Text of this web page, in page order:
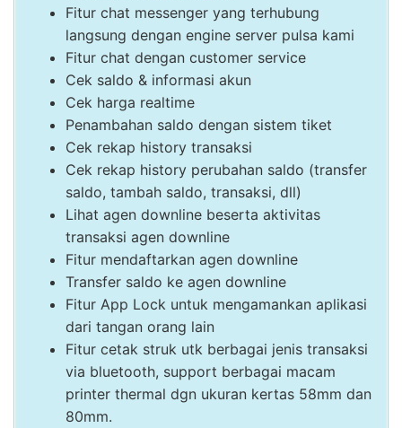
Fitur chat messenger yang terhubung
langsung dengan engine server pulsa kami
Fitur chat dengan customer service
Cek saldo & informasi akun
Cek harga realtime
Penambahan saldo dengan sistem tiket
Cek rekap history transaksi
Cek rekap history perubahan saldo (transfer
saldo, tambah saldo, transaksi, dll)
Lihat agen downline beserta aktivitas
transaksi agen downline
Fitur mendaftarkan agen downline
Transfer saldo ke agen downline
Fitur App Lock untuk mengamankan aplikasi
dari tangan orang lain
Fitur cetak struk utk berbagai jenis transaksi
via bluetooth, support berbagai macam
printer thermal dgn ukuran kertas 58mm dan
80mm.